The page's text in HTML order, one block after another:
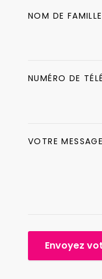
NOM DE
NUMÉRO DE
VOTRE
Envoyez